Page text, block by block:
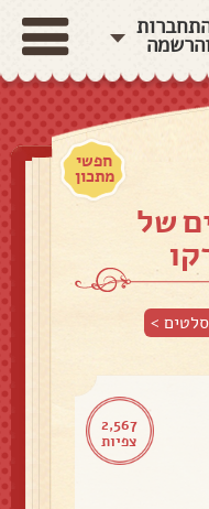
חפשי
מתכון
של
סלטים>
2,567
צפיות